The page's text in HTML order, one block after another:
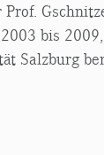
bis
Salzburg